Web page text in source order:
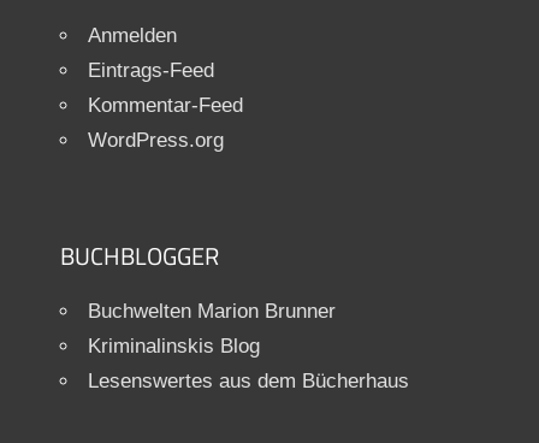
Anmelden
Eintrags-Feed
Kommentar-Feed
WordPress.org
BUCHBLOGGER
Buchwelten Marion Brunner
Kriminalinskis Blog
Lesenswertes aus dem Bücherhaus